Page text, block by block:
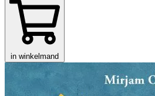
in winkelmand